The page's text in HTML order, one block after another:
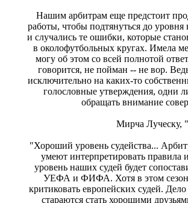
Нашим арбитрам еще предстоит
работы, чтобы подтянуться до
и случались те ошибки, которые
в околофутбольных кругах. Имела
могу об этом со всей полнотой
говорится, не пойман -- не вор.
исключительно на каких-то
голословные утверждения, одни
обращать внимание
Мирча Луческу,
"Хороший уровень судейства...
умеют интерпретировать
уровень наших судей будет
УЕФА и ФИФА. Хотя в этом
критиковать европейских судей.
стараются стать хорошими